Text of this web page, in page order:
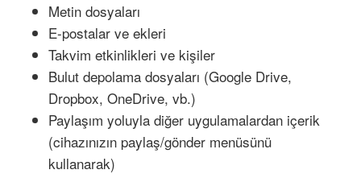
Metin dosyaları
E-postalar ve ekleri
Takvim etkinlikleri ve kişiler
Bulut depolama dosyaları (Google Drive,
Dropbox, OneDrive, vb.)
Paylaşım yoluyla diğer uygulamalardan içerik
(cihazınızın paylaş/gönder menüsünü
kullanarak)